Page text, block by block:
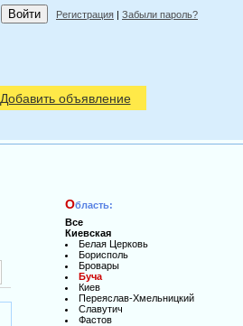
Регистрация | Забыли пароль?
Добавить объявление
Область:
Все
Киевская
Белая Церковь
Борисполь
Бровары
Буча
Киев
Переяслав-Хмельницкий
Славутич
Фастов